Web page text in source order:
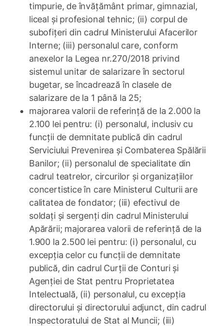
timpurie, de învățământ primar, gimnazial,
liceal și profesional tehnic; (ii) corpul de
subofițeri din cadrul Ministerului Afacerilor
Interne; (iii) personalul care, conform
anexelor la Legea nr.270/2018 privind
sistemul unitar de salarizare în sectorul
bugetar, se încadrează în clasele de
salarizare de la 1 până la 25;
majorarea valorii de referință de la 2.000 la
2.100 lei pentru: (i) personalul, inclusiv cu
funcții de demnitate publică din cadrul
Serviciului Prevenirea și Combaterea Spălării
Banilor; (ii) personalul de specialitate din
cadrul teatrelor, circurilor și organizațiilor
concertistice în care Ministerul Culturii are
calitatea de fondator; (iii) efectivul de
soldați și sergenți din cadrul Ministerului
Apărării; majorarea valorii de referință de la
1.900 la 2.500 lei pentru: (i) personalul, cu
excepția celor cu funcții de demnitate
publică, din cadrul Curții de Conturi și
Agenției de Stat pentru Proprietatea
Intelectuală, (ii) personalul, cu excepția
directorului și directorului adjunct, din cadrul
Inspectoratului de Stat al Muncii; (iii)